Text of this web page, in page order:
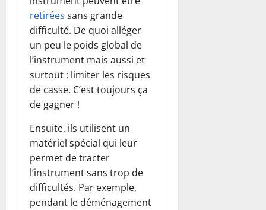
retirées sans grande
difficulté. De quoi alléger
un peu le poids global de
l’instrument mais aussi et
surtout : limiter les risques
de casse. C’est toujours ça
de gagner !
Ensuite, ils utilisent un
matériel spécial qui leur
permet de tracter
l’instrument sans trop de
difficultés. Par exemple,
pendant le déménagement